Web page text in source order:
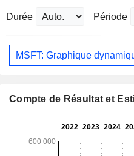
Durée Période
MSFT: Graphique
Compte de Résultat et